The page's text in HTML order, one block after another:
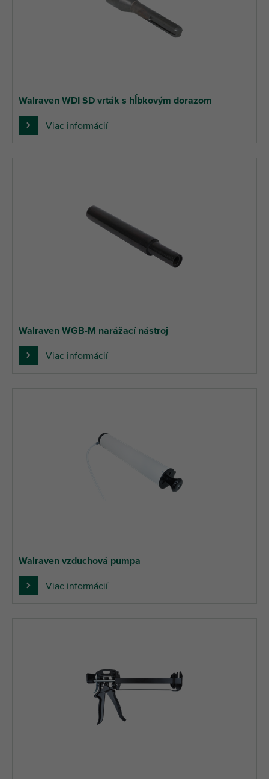
Walraven WDI SD vrták s hĺbkovým dorazom
Viac informácií
Walraven WGB-M narážací nástroj
Viac informácií
Walraven vzduchová pumpa
Viac informácií